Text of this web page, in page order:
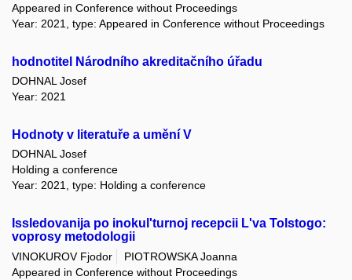
Appeared in Conference without Proceedings
Year: 2021, type: Appeared in Conference without Proceedings
hodnotitel Národního akreditačního úřadu
DOHNAL Josef
Year: 2021
Hodnoty v literatuře a umění V
DOHNAL Josef
Holding a conference
Year: 2021, type: Holding a conference
Issledovanija po inokul'turnoj recepcii L'va Tolstogo:
voprosy metodologii
VINOKUROV Fjodor
PIOTROWSKA Joanna
Appeared in Conference without Proceedings